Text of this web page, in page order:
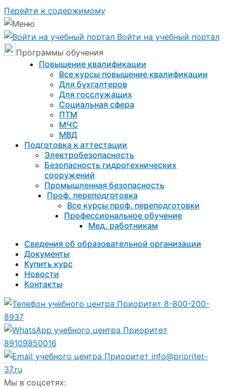
Перейти к содержимому
Войти на учебный портал
Программы обучения
Повышение квалификации
Все курсы повышение квалификации
Для бухгалтеров
Для госслужащих
Социальная сфера
ПТМ
МЧС
МВД
Подготовка к aттестации
Электробезопасность
Безопасность гидротехнических
сооружений
Промышленная безопасность
Проф. переподготовка
Все курсы проф. переподготовки
Профессиональное обучение
Мед. работникам
Сведения об образовательной организации
Документы
Купить курс
Новости
Контакты
8-800-200-
8937
89109850016
info@prioritet-
37.ru
Мы в соцсетях: